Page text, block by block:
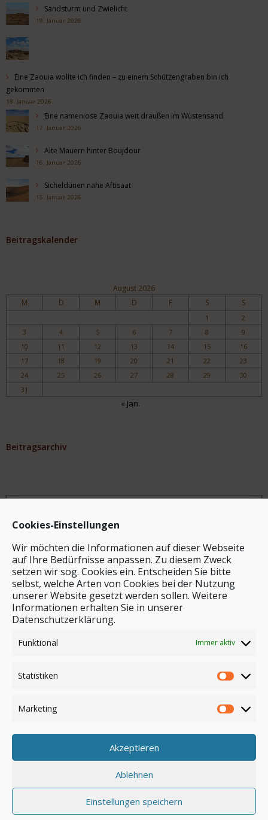
Cookies-Einstellungen
Wir möchten die Informationen auf dieser Webseite
auf Ihre Bedürfnisse anpassen. Zu diesem Zweck
setzen wir sog. Cookies ein. Entscheiden Sie bitte
selbst, welche Arten von Cookies bei der Nutzung
unserer Website gesetzt werden sollen. Weitere
Informationen erhalten Sie in unserer
Datenschutzerklärung.
Funktional Immer aktiv
Statistiken
Marketing
Akzeptieren
Ablehnen
Einstellungen speichern
Sandsturm und Zwielicht
19. Januar 2026
Eine Zaouia wollte ich finden – zu einem Schützengraben bin ich
gekommen
18. Januar 2026
Eine namenlose Zaouia weit draußen im Wüstensand
17. Januar 2026
Alte Mauern hinter Boujdour
16. Januar 2026
Sicheldünen nahe Aftisaat
15. Januar 2026
Beitragskalender
August 2026
M D M D F S S
1
2
3
4 5 6 7 8
9
10
11 12 13 14 15
16
17
18 19 20 21 22
23
24
25 26 27 28 29
30
31
« Jan.
Beitragsarchiv
Archiv
Stichwortsuche
Anmelden
© by safar-reiseblog.de